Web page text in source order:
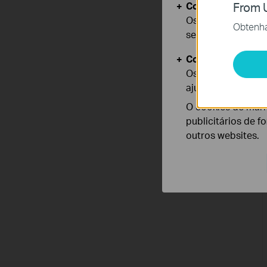
From
Cookies Básicos
Os cookies são
seus sistemas.
Cookies de
Os cookies de
ajustar a
O cookies de
publicitários de
outros websites.